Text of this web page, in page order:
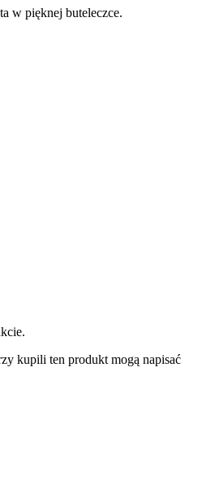
w pięknej buteleczce.
kupili ten produkt mogą napisać